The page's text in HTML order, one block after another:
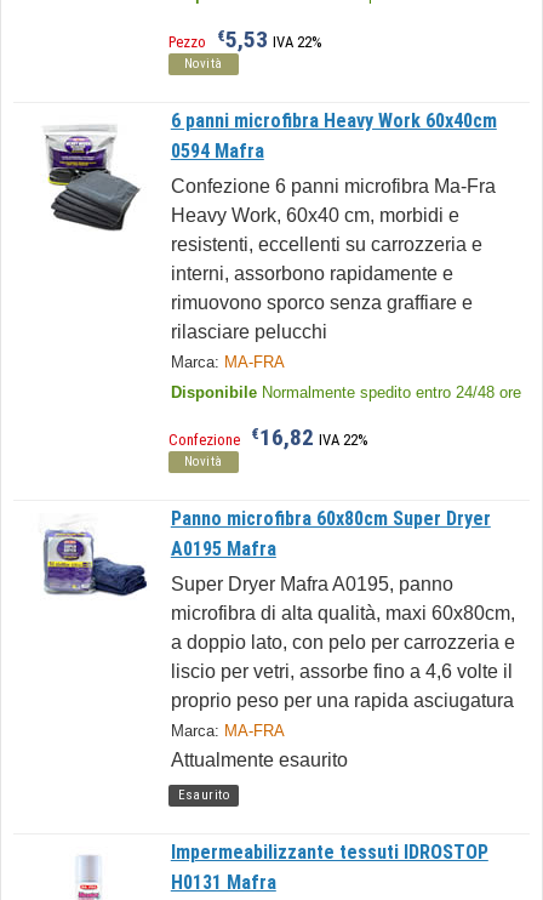
Pezzo €5,53 IVA 22%
Novità
6 panni microfibra Heavy Work 60x40cm
0594 Mafra
Confezione 6 panni microfibra Ma-Fra
Heavy Work, 60x40 cm, morbidi e
resistenti, eccellenti su carrozzeria e
interni, assorbono rapidamente e
rimuovono sporco senza graffiare e
rilasciare pelucchi
Marca: MA-FRA
Disponibile Normalmente spedito entro 24/48 ore
Confezione €16,82 IVA 22%
Novità
Panno microfibra 60x80cm Super Dryer
A0195 Mafra
Super Dryer Mafra A0195, panno
microfibra di alta qualità, maxi 60x80cm,
a doppio lato, con pelo per carrozzeria e
liscio per vetri, assorbe fino a 4,6 volte il
proprio peso per una rapida asciugatura
Marca: MA-FRA
Attualmente esaurito
Esaurito
Impermeabilizzante tessuti IDROSTOP
H0131 Mafra